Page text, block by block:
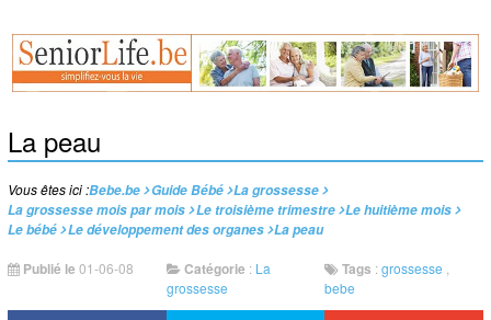
La peau
Vous êtes ici :Bebe.be Guide Bébé La grossesse
La grossesse mois par mois Le troisième trimestre Le huitième mois
Le bébé Le développement des organes La peau
Publié le 01-06-08 Catégorie : La
grossesse
Tags :grossesse
bebe